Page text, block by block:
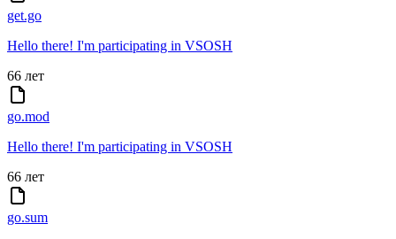
get.go
Hello there! I'm participating in VSOSH
66 лет
go.mod
Hello there! I'm participating in VSOSH
66 лет
go.sum